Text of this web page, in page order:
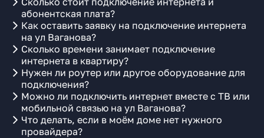
абонентская плата?
Как оставить заявку на подключение интернета
на ул Ваганова?
Сколько времени занимает подключение
интернета в квартиру?
Нужен ли роутер или другое оборудование для
подключения?
Можно ли подключить интернет вместе с ТВ или
мобильной связью на ул Ваганова?
Что делать, если в моём доме нет нужного
провайдера?